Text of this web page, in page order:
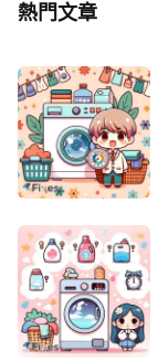
熱門文章